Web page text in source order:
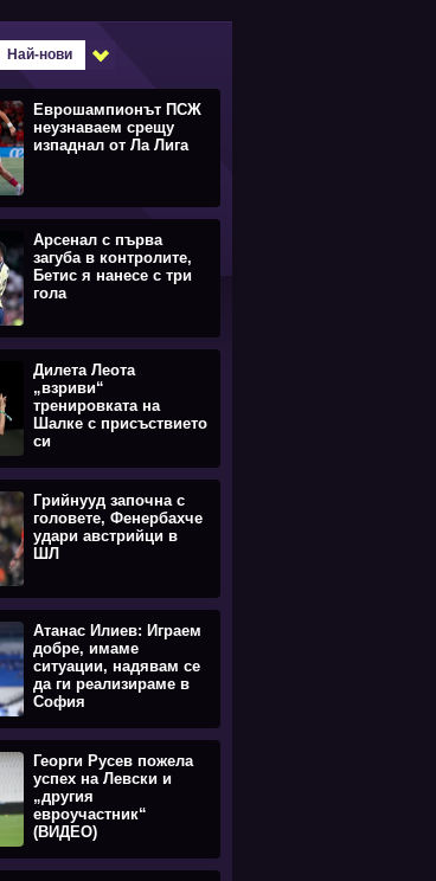
Най-нови
Еврошампионът ПСЖ
неузнаваем срещу
изпаднал от Ла Лига
Арсенал с първа
загуба в контролите,
Бетис я нанесе с три
гола
Дилета Леота
„взриви“
тренировката на
Шалке с присъствието
си
Грийнууд започна с
головете, Фенербахче
удари австрийци в
ШЛ
Атанас Илиев: Играем
добре, имаме
ситуации, надявам се
да ги реализираме в
София
Георги Русев пожела
успех на Левски и
„другия
евроучастник“
(ВИДЕО)